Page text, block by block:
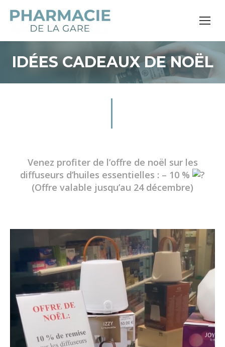
IDÉES CADEAUX DE NOËL
Venez profiter de l’offre de noël sur les
diffuseurs d’huiles essentielles : – 10 %
(Offre valable jusqu’au 24 décembre)